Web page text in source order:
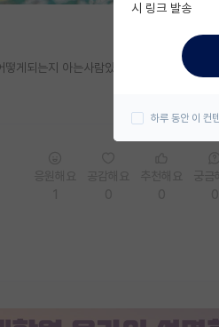
게되는지 아는사람있어? 그냥 서포카 학
시 링크 발송
하루 동안 이 컨